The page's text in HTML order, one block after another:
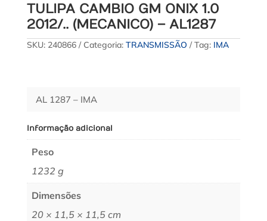
TULIPA CAMBIO GM ONIX 1.0
2012/.. (MECANICO) – AL1287
SKU: 240866 Categoria: TRANSMISSÃO Tag: IMA
AL 1287 – IMA
Informação adicional
Peso
1232 g
Dimensões
20 × 11,5 × 11,5 cm